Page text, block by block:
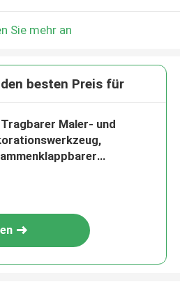
Sie mehr an
besten Preis für
Maler- und